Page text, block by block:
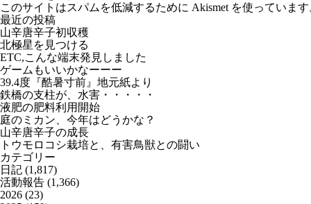
このサイトはスパムを低減するために Akismet を使っていま
最近の投稿
山辛唐辛子初収穫
北極星を見つける
ETC,こんな端末発見しました
ゲームもいいかなーーー
39.4度『酷暑寸前』地元紙より
鉄橋の支柱が、水害・・・・・
液肥の肥料利用開始
庭のミカン、今年はどうかな？
山辛唐辛子の成長
トウモロコシ栽培と、有害鳥獣との闘い
カテゴリー
日記 (1,817)
活動報告 (1,366)
2026 (23)